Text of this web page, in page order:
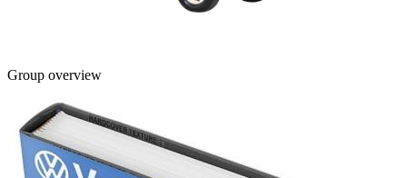
Group overview